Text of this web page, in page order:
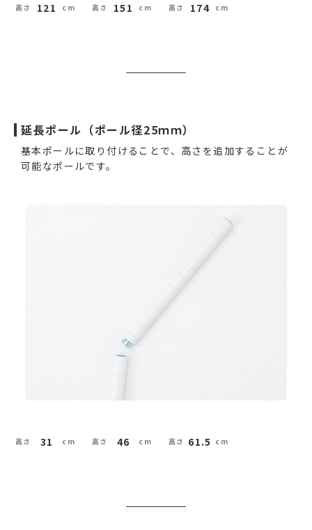
121 151 174
延長ポール（ポール径25ｍｍ）
基本ポールに取り付けることで、高さを追加することが
可能なポールです。
31 46 61.5